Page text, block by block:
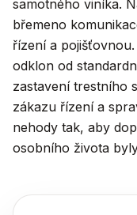
samotného viníka.
břemeno
řízení a
odklon od
zastavení trestního
zákazu řízení a
nehody tak, aby
osobního života